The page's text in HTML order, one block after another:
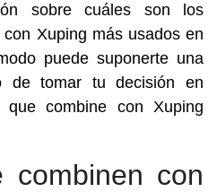
sobre cuáles son los
Xuping más usados en
puede suponerte una
de tomar tu decisión en
combine con Xuping
combinen con